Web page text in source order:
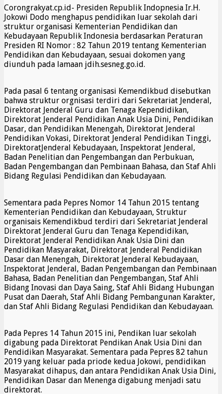
Corongrakyat.cp.id- Presiden Republik Indopnesia Ir.H.
Jokowi Dodo menghapus pendidikan luar sekolah dari
struktur organisasi Kementerian Pendidikan dan
Kebudayaan Republik Indonesia berdasarkan Peraturan
Presiden RI Nomor : 82 Tahun 2019 tentang Kementerian
Pendidikan dan Kebudayaan, sesuai dokomen yang
diunduh pada lamaan jdih.sesneg.go.id.
Pada pasal 6 tentang organisasi Kemendikbud disebutkan
bahwa struktur orgnisasi terdiri dari Sekretariat Jenderal,
Direktorat Jenderal Guru dan Tenaga Kependidikan,
Direktorat Jenderal Pendidikan Anak Usia Dini, Pendidikan
Dasar, dan Pendidikan Menengah, Direktorat Jenderal
Pendidikan Vokasi, Direktorat Jenderal Pendidikan Tinggi,
DirektoratJenderal Kebudayaan, Inspektorat Jenderal,
Badan Penelitian dan Pengembangan dan Perbukuan,
Badan Pengembangan dan Pembinaan Bahasa, dan Staf Ahli
Bidang Regulasi Pendidikan dan Kebudayaan.
Sementara pada Pepres Nomor 14 Tahun 2015 tentang
Kementerian Pendidikan dan Kebudayaan, Struktur
organisais Kemendikbud terdiri dari Sekretariat Jenderal
Direktorat Jenderal Guru dan Tenaga Kependidikan,
Direktorat Jenderal Pendidikan Anak Usia Dini dan
Pendidikan Masyarakat, Direktorat Jenderal Pendidikan
Dasar dan Menengah, Direktorat Jenderal Kebudayaan,
Inspektorat Jenderal, Badan Pengembangan dan Pembinaan
Bahasa, Badan Penelitian dan Pengembangan, Staf Ahli
Bidang Inovasi dan Daya Saing, Staf Ahli Bidang Hubungan
Pusat dan Daerah, Staf Ahli Bidang Pembangunan Karakter,
dan Staf Ahli Bidang Regulasi Pendidikan dan Kebudayaan.
Pada Pepres 14 Tahun 2015 ini, Pendikan luar sekolah
digabung pada Direktorat Pendikan Anak Usia Dini dan
Pendidikan Masyarakat. Sementara pada Pepres 82 tahun
2019 yang keluar pada priode kedua Jokowi, pendidikan
Masyarakat dihapus, dan antara Pendidikan Anak Usia Dini,
Pendidikan Dasar dan Menenga digabung menjadi satu
direktorat.